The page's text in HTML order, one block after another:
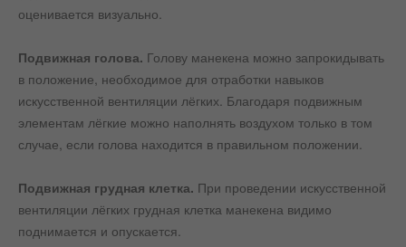
оценивается визуально.
Подвижная голова. Голову манекена можно запрокидывать
в положение, необходимое для отработки навыков
искусственной вентиляции лёгких. Благодаря подвижным
элементам лёгкие можно наполнять воздухом только в том
случае, если голова находится в правильном положении.
Подвижная грудная клетка. При проведении искусственной
вентиляции лёгких грудная клетка манекена видимо
поднимается и опускается.